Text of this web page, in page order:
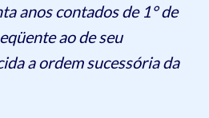
anos contados de 1° de
ao de seu
a ordem sucessória da